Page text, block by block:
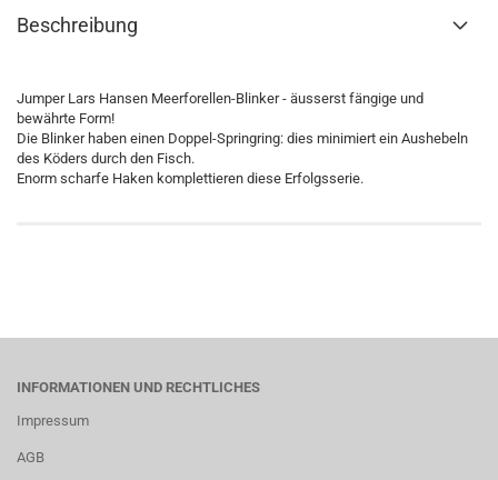
Beschreibung
Jumper Lars Hansen Meerforellen-Blinker - äusserst fängige und
bewährte Form!
Die Blinker haben einen Doppel-Springring: dies minimiert ein Aushebeln
des Köders durch den Fisch.
Enorm scharfe Haken komplettieren diese Erfolgsserie.
INFORMATIONEN UND RECHTLICHES
Impressum
AGB